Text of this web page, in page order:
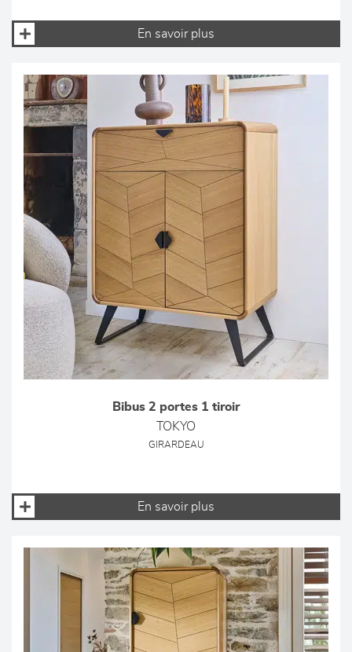
En savoir plus
Bibus 2 portes 1 tiroir
TOKYO
GIRARDEAU
En savoir plus